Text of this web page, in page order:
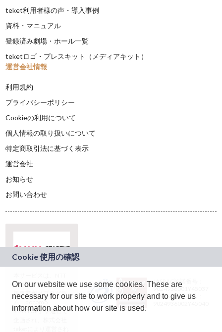
teket利用者様の声・導入事例
資料・マニュアル
登録済み劇場・ホール一覧
teketロゴ・プレスキット（メディアキット）
運営会社情報
利用規約
プライバシーポリシー
Cookieの利用について
個人情報の取り扱いについて
特定商取引法に基づく表示
運営会社
お知らせ
お問い合わせ
ドコモグループの新
規事業創出プログラ
ム「docomo
STARTUP」を通じて
JASRAC許諾番号：
9024936001Y45037
JASRAC許諾番号：
On our website we use some cookies. These are
necessary for our site to work properly and to give us
information about how our site is used.